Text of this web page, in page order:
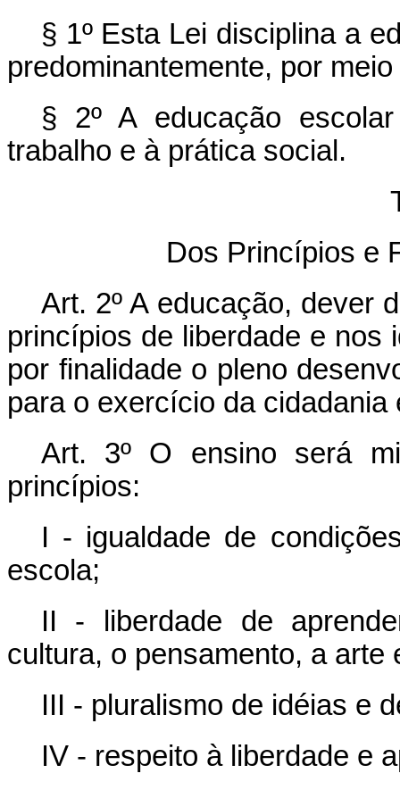
§ 1º Esta Lei disciplina a
predominantemente, por
§ 2º A educação
trabalho e à prática social.
Dos Princípios e
Art. 2º A educação, dever
princípios de liberdade e nos
por finalidade o pleno
para o exercício da
Art. 3º O ensino será
princípios:
I - igualdade de
escola;
II - liberdade de
cultura, o pensamento, a arte
III - pluralismo de idéias e
IV - respeito à liberdade e